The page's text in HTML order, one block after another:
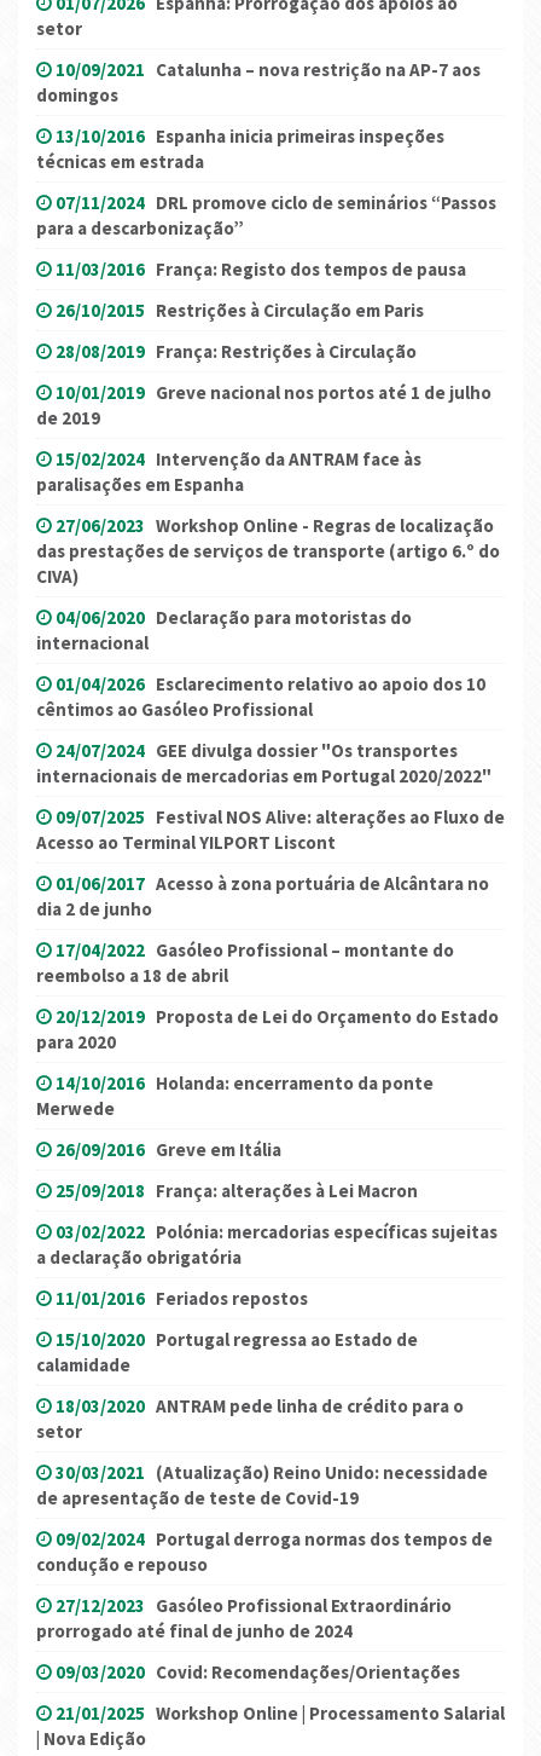
setor
10/09/2021 Catalunha – nova restrição na AP-7 aos
domingos
13/10/2016 Espanha inicia primeiras inspeções
técnicas em estrada
07/11/2024 DRL promove ciclo de seminários “Passos
para a descarbonização”
11/03/2016 França: Registo dos tempos de pausa
26/10/2015 Restrições à Circulação em Paris
28/08/2019 França: Restrições à Circulação
10/01/2019 Greve nacional nos portos até 1 de julho
de 2019
15/02/2024 Intervenção da ANTRAM face às
paralisações em Espanha
27/06/2023 Workshop Online - Regras de localização
das prestações de serviços de transporte (artigo 6.º do
CIVA)
04/06/2020 Declaração para motoristas do
internacional
01/04/2026 Esclarecimento relativo ao apoio dos 10
cêntimos ao Gasóleo Profissional
24/07/2024 GEE divulga dossier "Os transportes
internacionais de mercadorias em Portugal 2020/2022"
09/07/2025 Festival NOS Alive: alterações ao Fluxo de
Acesso ao Terminal YILPORT Liscont
01/06/2017 Acesso à zona portuária de Alcântara no
dia 2 de junho
17/04/2022 Gasóleo Profissional – montante do
reembolso a 18 de abril
20/12/2019 Proposta de Lei do Orçamento do Estado
para 2020
14/10/2016 Holanda: encerramento da ponte
Merwede
26/09/2016 Greve em Itália
25/09/2018 França: alterações à Lei Macron
03/02/2022 Polónia: mercadorias específicas sujeitas
a declaração obrigatória
11/01/2016 Feriados repostos
15/10/2020 Portugal regressa ao Estado de
calamidade
18/03/2020 ANTRAM pede linha de crédito para o
setor
30/03/2021 (Atualização) Reino Unido: necessidade
de apresentação de teste de Covid-19
09/02/2024 Portugal derroga normas dos tempos de
condução e repouso
27/12/2023 Gasóleo Profissional Extraordinário
prorrogado até final de junho de 2024
09/03/2020 Covid: Recomendações/Orientações
21/01/2025 Workshop Online | Processamento Salarial
| Nova Edição